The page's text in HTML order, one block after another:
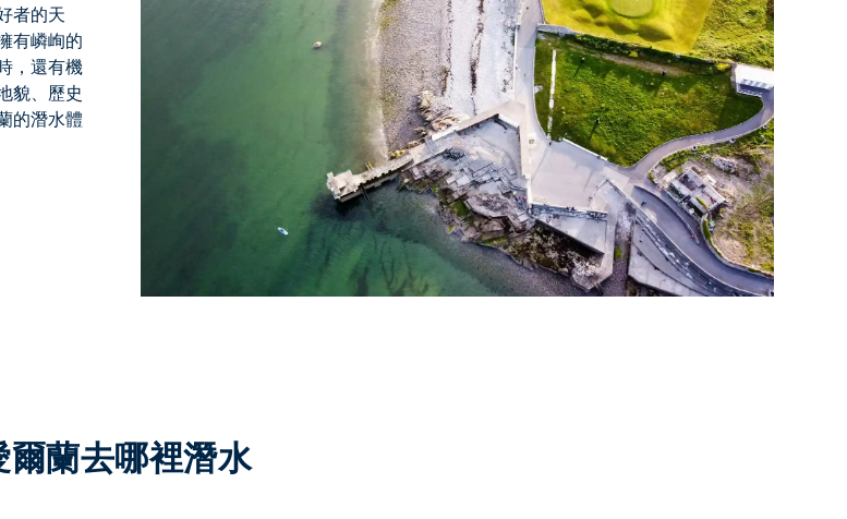
者的天
有嶙峋的
，還有機
貌、歷史
的潛水體
爾蘭去哪裡潛水